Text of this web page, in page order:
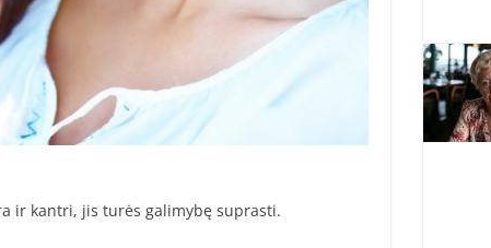
ir kantri, jis turės galimybę suprasti.